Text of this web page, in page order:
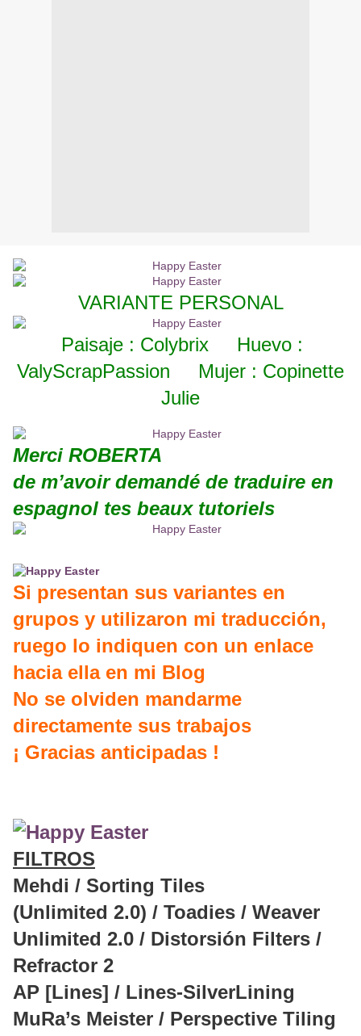
VARIANTE PERSONAL
Paisaje : Colybrix Huevo :
ValyScrapPassion Mujer : Copinette
Julie
Merci ROBERTA
de m’avoir demandé de traduire en
espagnol tes beaux tutoriels
Si presentan sus variantes en
grupos y utilizaron mi traducción,
ruego lo indiquen con un enlace
hacia ella en mi Blog
No se olviden mandarme
directamente sus trabajos
¡ Gracias anticipadas !
FILTROS
Mehdi / Sorting Tiles
(Unlimited 2.0) / Toadies / Weaver
Unlimited 2.0 / Distorsión Filters /
Refractor 2
AP [Lines] / Lines-SilverLining
MuRa’s Meister / Perspective Tiling